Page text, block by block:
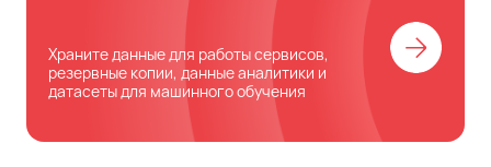
Храните данные для работы сервисов,
резервные копии, данные аналитики и
датасеты для машинного обучения